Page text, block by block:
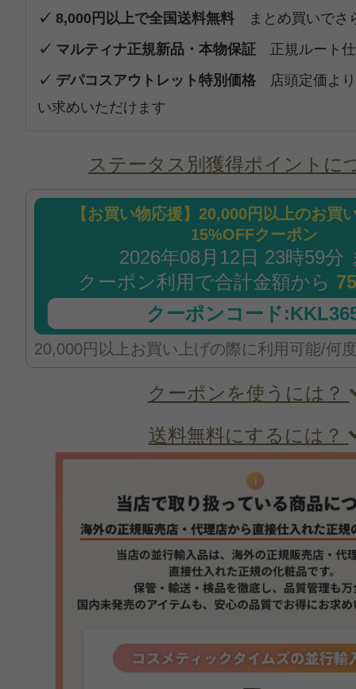
✓ 8,000円以上で全国送料無料 まとめ買いでさ
✓ マルティナ正規新品・本物保証 正規ルート
✓ デパコスアウトレット特別価格 店頭定価よ
い求めいただけます
ステータス別獲得ポイントに
【お買い物応援】20,000円以上のお買
15%OFFクーポン
2026年08月12日 23時59分
クーポン利用で合計金額から
クーポンコード
20,000円以上お買い上げの際に利用可能/何
クーポンを使うには？
送料無料にするには？